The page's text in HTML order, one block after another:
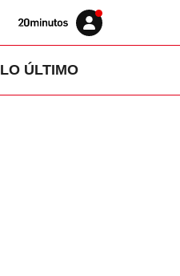
Volver
Iniciar
sesión
LO ÚLTIMO